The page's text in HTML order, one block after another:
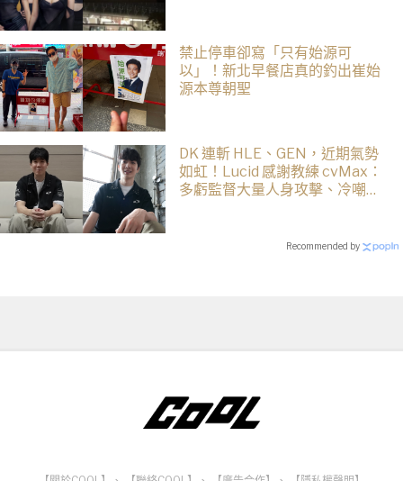
禁止停車卻寫「只有始源可
以」！新北早餐店真的釣出崔始
源本尊朝聖
DK 連斬 HLE、GEN，近期氣勢
如虹！Lucid 感謝教練 cvMax：
多虧監督大量人身攻擊、冷嘲熱
Recommended by